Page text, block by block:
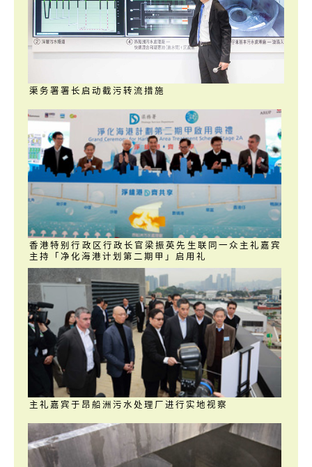
渠务署署长启动截污转流措施
香港特别行政区行政长官梁振英先生联同一众主礼嘉宾
主持「净化海港计划第二期甲」启用礼
主礼嘉宾于昂船洲污水处理厂进行实地视察